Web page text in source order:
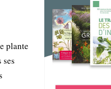
plante